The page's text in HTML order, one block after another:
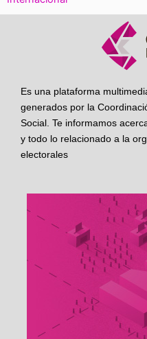
Es una plataforma
generados por la
Social. Te informamos
y todo lo relacionado a la
electorales